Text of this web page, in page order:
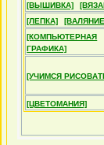
[ВЫШИВКА]
[ЛЕПКА]
[КОМПЬЮТЕРНАЯ
ГРАФИКА]
[УЧИМСЯ
[ЦВЕТОМАНИЯ]